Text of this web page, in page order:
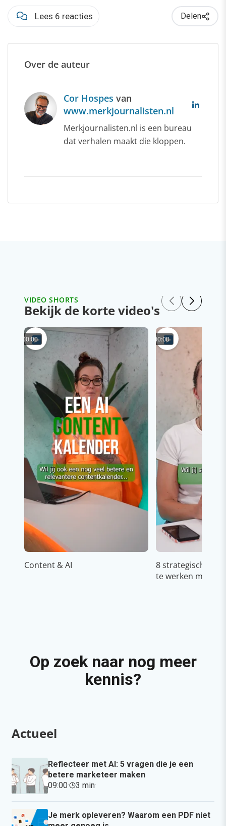
Lees 6 reacties Delen
Over de auteur
Cor Hospes van
www.merkjournalisten.nl
Merkjournalisten.nl is een bureau
dat verhalen maakt die kloppen.
VIDEO SHORTS
Bekijk de korte video's
00:00
Content & AI
00:00
8 strategische
te werken met
Op zoek naar nog meer
kennis?
Actueel
Reflecteer met AI: 5 vragen die je een
betere marketeer maken
09:00· 3 min·
Je merk opleveren? Waarom een PDF niet